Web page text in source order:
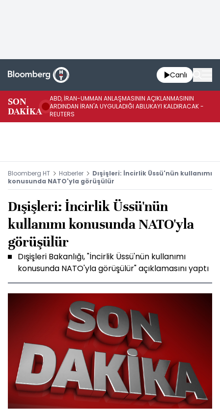
Canlı
SON
DAKİKA
ABD, İRAN-UMMAN ANLAŞMASININ AÇIKLANMASININ
ARDINDAN İRAN'A UYGULADIĞI ABLUKAYI KALDIRACAK -
REUTERS
Bloomberg HT Haberler
Dışişleri: İncirlik Üssü'nün kullanımı
konusunda NATO'yla görüşülür
Dışişleri: İncirlik Üssü'nün
kullanımı konusunda NATO'yla
görüşülür
Dışişleri Bakanlığı, "İncirlik Üssü'nün kullanımı
konusunda NATO'yla görüşülür" açıklamasını yaptı